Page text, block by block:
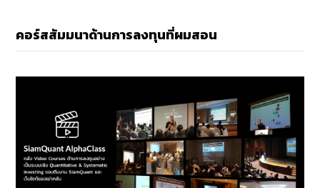
คอร์สสัมมนาด้านการลงทุนที่ผมสอน